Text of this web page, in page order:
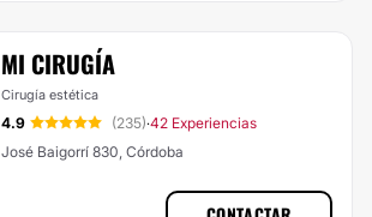
MI CIRUGÍA
Cirugía estética
4.9 (235)·42 Experiencias
José Baigorrí 830, Córdoba